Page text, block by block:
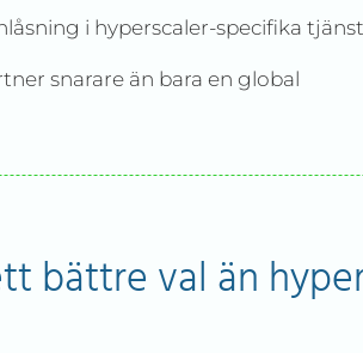
i hyperscaler-specifika
snarare än bara en global
bättre val än